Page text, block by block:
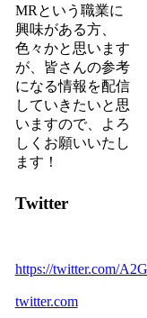
MRという職業に
興味がある方、
色々かと思います
が、 皆さんの参考
になる情報を配信
していきたいと思
いますので、よろ
しくお願いいたし
ます！
Twitter
https://twitter.com/
twitter.com